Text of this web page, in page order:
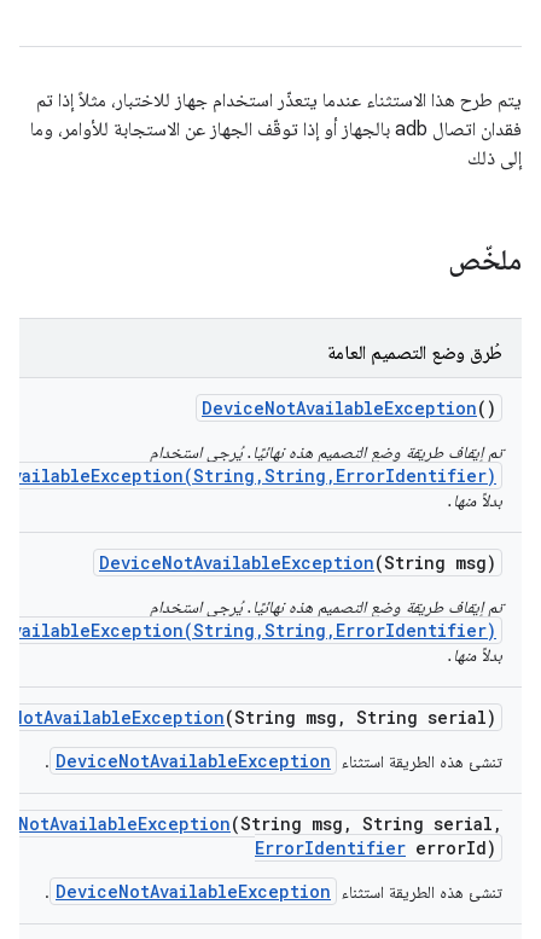
يتم طرح هذا الاستثناء عندما يتعذّر استخدام جهاز للاختبار، مثلاً إذا تم
فقدان اتصال adb بالجهاز أو إذا توقّف الجهاز عن الاستجابة للأوامر، وما
إلى ذلك
ملخّص
طُرق وضع التصميم العامة
DeviceNotAvailableException()
تم إيقاف طريقة وضع التصميم هذه نهائيًا. يُرجى استخدام
بدلاً منها.
DeviceNotAvailableException(String msg)
تم إيقاف طريقة وضع التصميم هذه نهائيًا. يُرجى استخدام
بدلاً منها.
NotAvailableException(String msg , String serial)
تنشئ هذه الطريقة استثناء DeviceNotAvailableException
.
NotAvailableException(String msg , String serial ,
ErrorIdentifier errorId)
تنشئ هذه الطريقة استثناء DeviceNotAvailableException
.